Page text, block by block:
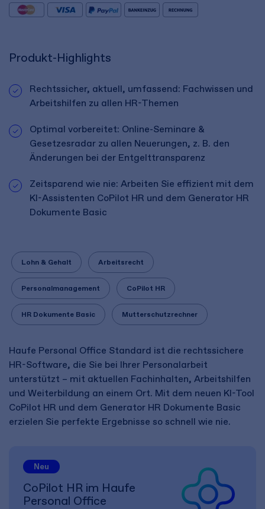
Produkt-Highlights
Rechtssicher, aktuell, umfassend: Fachwissen und
Arbeitshilfen zu allen HR-Themen
Optimal vorbereitet: Online-Seminare &
Gesetzesradar zu allen Neuerungen, z. B. den
Änderungen bei der Entgelttransparenz
Zeitsparend wie nie: Arbeiten Sie effizient mit dem
KI-Assistenten CoPilot HR und dem Generator HR
Dokumente Basic
Lohn & Gehalt Arbeitsrecht
Personalmanagement CoPilot HR
HR Dokumente Basic Mutterschutzrechner
Haufe Personal Office Standard ist die rechtssichere
HR-Software, die Sie bei Ihrer Personalarbeit
unterstützt – mit aktuellen Fachinhalten, Arbeitshilfen
und Weiterbildung an einem Ort. Mit dem neuen KI-Tool
CoPilot HR und dem Generator HR Dokumente Basic
erzielen Sie perfekte Ergebnisse so schnell wie nie.
Neu
CoPilot HR im Haufe
Personal Office